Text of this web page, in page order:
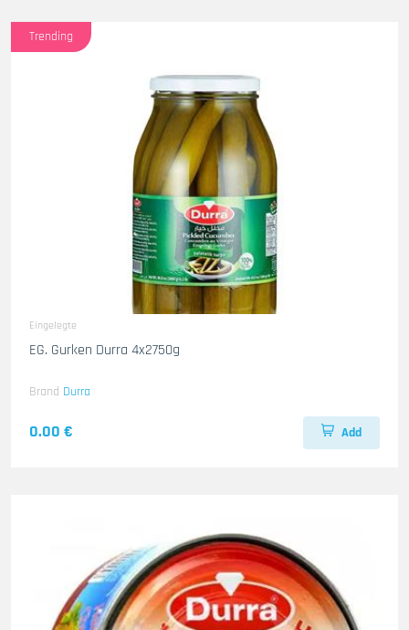
Trending
Eingelegte
EG. Gurken Durra 4x2750g
Brand Durra
0.00 € Add